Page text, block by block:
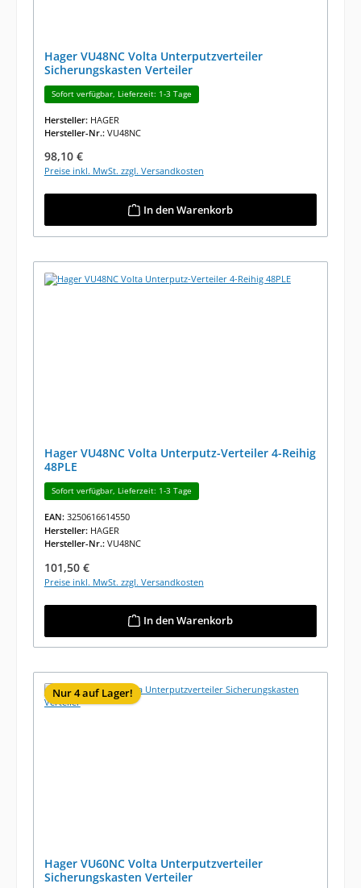
Hager VU48NC Volta Unterputzverteiler
Sicherungskasten Verteiler
Sofort verfügbar, Lieferzeit: 1-3 Tage
Hersteller: HAGER
Hersteller-Nr.: VU48NC
Regulärer Preis:
98,10 €
Preise inkl. MwSt. zzgl. Versandkosten
In den Warenkorb
Hager VU48NC Volta Unterputz-Verteiler 4-Reihig
48PLE
Sofort verfügbar, Lieferzeit: 1-3 Tage
EAN: 3250616614550
Hersteller: HAGER
Hersteller-Nr.: VU48NC
Regulärer Preis:
101,50 €
Preise inkl. MwSt. zzgl. Versandkosten
In den Warenkorb
Nur 4 auf Lager!
Hager VU60NC Volta Unterputzverteiler
Sicherungskasten Verteiler